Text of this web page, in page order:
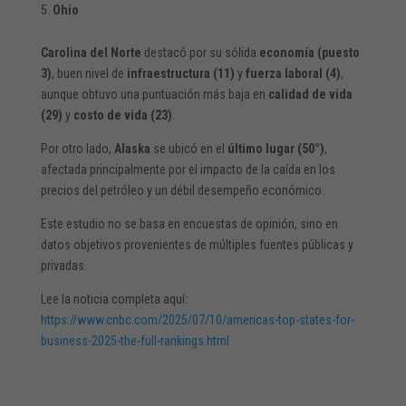
Ohio
Carolina del Norte destacó por su sólida economía (puesto
3), buen nivel de infraestructura (11) yfuerza laboral (4),
aunque obtuvo una puntuación más baja en calidad de vida
(29) y costo de vida (23)
Por otro lado, Alaska se ubicó en el último lugar (50°),
afectada principalmente por el impacto de la caída en los
precios del petróleo y un débil desempeño económico.
Este estudio no se basa en encuestas de opinión, sino en
datos objetivos provenientes de múltiples fuentes públicas y
privadas.
Lee la noticia completa aquí:
https://www.cnbc.com/2025/07/10/americas-top-states-for-
business-2025-the-full-rankings.html